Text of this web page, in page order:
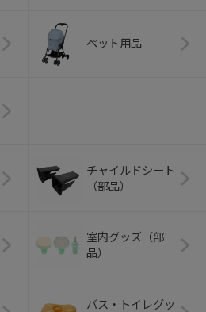
ペット用品
チャイルドシート
（部品）
室内グッズ（部
品）
バス・トイレグッ